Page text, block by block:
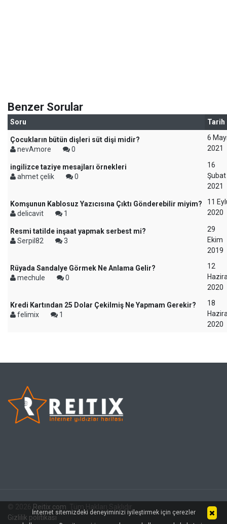
Benzer Sorular
Soru Tarih
Çocukların bütün dişleri süt dişi midir?
nevAmore
0
6
2021
ingilizce taziye mesajları örnekleri
ahmet çelik
0
16
Şubat
2021
Komşunun Kablosuz Yazıcısına Çıktı Gönderebilir miyim?
delicavit
1
11
2020
Resmi tatilde inşaat yapmak serbest mi?
Serpil82
3
29
Ekim
2019
Rüyada Sandalye Görmek Ne Anlama Gelir?
mechule
0
12
2020
Kredi Kartından 25 Dolar Çekilmiş Ne Yapmam Gerekir?
felimix
1
18
2020
Reitix.com
Gizlilik politikası
İnternet sitemizdeki deneyiminizi iyileştirmek için çerezler